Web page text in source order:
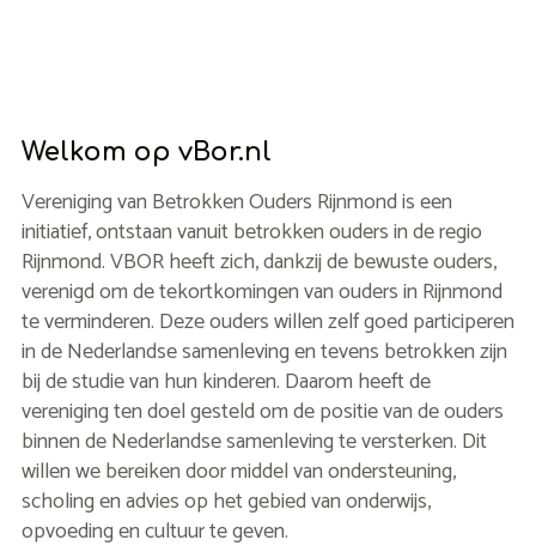
Welkom op vBor.nl
Vereniging van Betrokken Ouders Rijnmond is een
initiatief, ontstaan vanuit betrokken ouders in de regio
Rijnmond. VBOR heeft zich, dankzij de bewuste ouders,
verenigd om de tekortkomingen van ouders in Rijnmond
te verminderen. Deze ouders willen zelf goed participeren
in de Nederlandse samenleving en tevens betrokken zijn
bij de studie van hun kinderen. Daarom heeft de
vereniging ten doel gesteld om de positie van de ouders
binnen de Nederlandse samenleving te versterken. Dit
willen we bereiken door middel van ondersteuning,
scholing en advies op het gebied van onderwijs,
opvoeding en cultuur te geven.